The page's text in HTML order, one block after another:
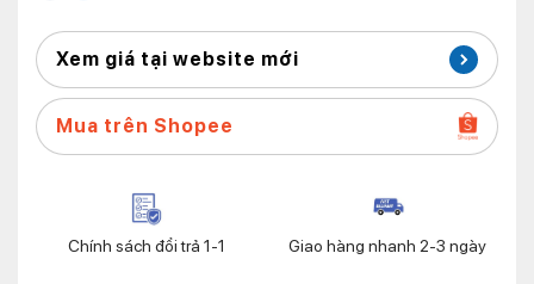
Xem giá tại website mới
Mua trên Shopee
Chính sách đổi trả 1-1 Giao hàng nhanh 2-3 ngày